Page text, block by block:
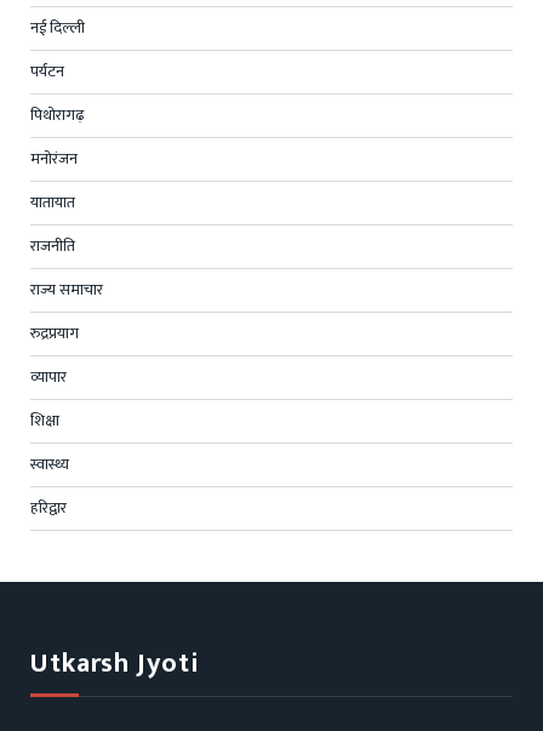
नई दिल्ली
पर्यटन
पिथोरागढ़
मनोरंजन
यातायात
राजनीति
राज्य समाचार
रुद्रप्रयाग
व्यापार
शिक्षा
स्वास्थ्य
हरिद्वार
Utkarsh Jyoti